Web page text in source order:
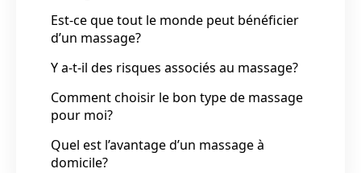
Est-ce que tout le monde peut bénéficier
d’un massage?
Y a-t-il des risques associés au massage?
Comment choisir le bon type de massage
pour moi?
Quel est l’avantage d’un massage à
domicile?